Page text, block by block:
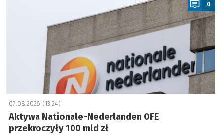
0
07.08.2026 (13:24)
Aktywa Nationale-Nederlanden OFE
przekroczyły 100 mld zł